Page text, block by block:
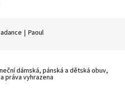
| Paoul
dámská, pánská a dětská obuv,
práva vyhrazena